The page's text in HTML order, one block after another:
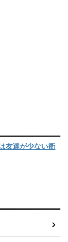
友達が少ない衝